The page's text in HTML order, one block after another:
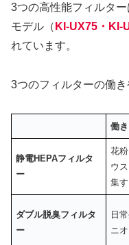
3つの高性能フィルタ
モデル（ KI‑UX75・
れています。
3つのフィルターの働き
働き
静電HEPAフィルタ
ー
花
ウ
集
ダブル脱臭フィルタ
ー
日
ニ